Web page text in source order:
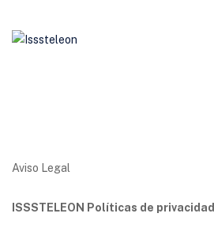
Aviso Legal
ISSSTELEON Políticas de privacidad